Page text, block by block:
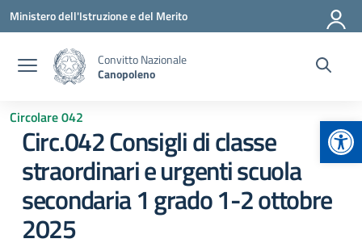
Vai ai contenuti
Vai al menu di navigazione
Vai al footer
Ministero dell'Istruzione e del Merito
Convitto Nazionale
Canopoleno
Circolare 042
Circ.042 Consigli di classe
straordinari e urgenti scuola
secondaria 1 grado 1-2 ottobre
2025